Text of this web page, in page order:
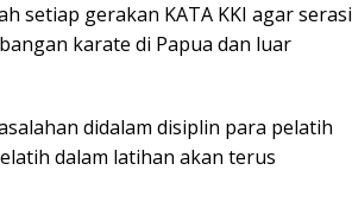
setiap gerakan KATA KKI agar serasi
karate di Papua dan luar
didalam disiplin para pelatih
dalam latihan akan terus